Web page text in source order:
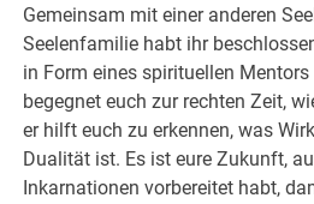
Gemeinsam mit einer anderen
Seelenfamilie habt ihr
in Form eines spirituellen
begegnet euch zur rechten Zeit,
er hilft euch zu erkennen, was
Dualität ist. Es ist eure Zukunft,
Inkarnationen vorbereitet habt,